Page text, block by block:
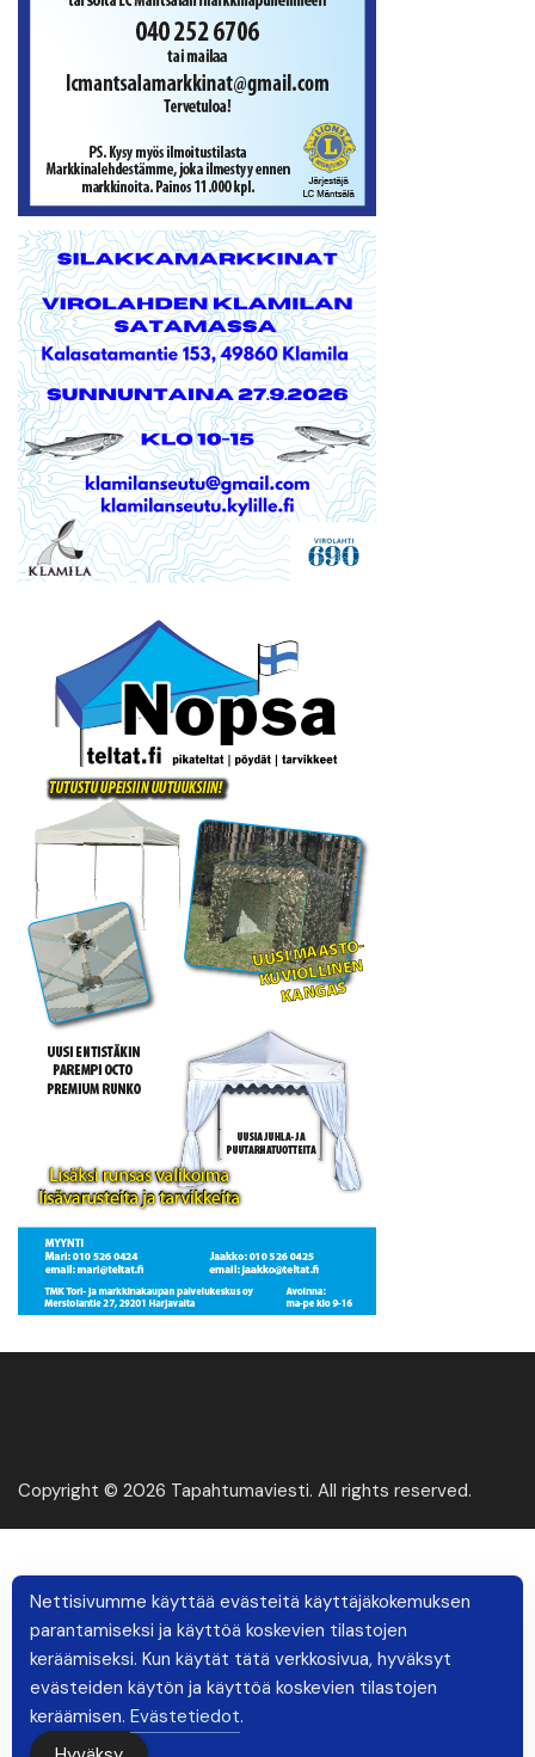
Copyright © 2026 Tapahtumaviesti. All rights reserved.
Nettisivumme käyttää evästeitä käyttäjäkokemuksen
parantamiseksi ja käyttöä koskevien tilastojen
keräämiseksi. Kun käytät tätä verkkosivua, hyväksyt
evästeiden käytön ja käyttöä koskevien tilastojen
keräämisen. Evästetiedot.